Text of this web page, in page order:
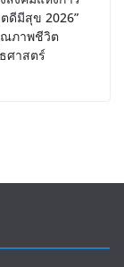
ดีมีสุข 2026”
ภาพชีวิต
ศาสตร์